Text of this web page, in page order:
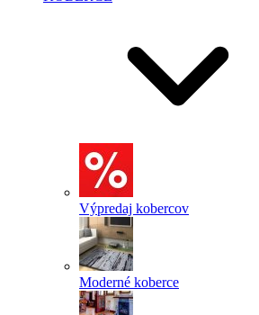
Výpredaj kobercov
Moderné koberce